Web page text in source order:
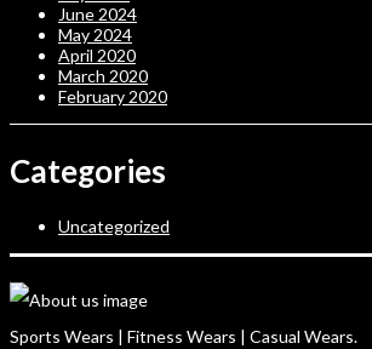
June 2024
May 2024
April 2020
March 2020
February 2020
Categories
Uncategorized
Sports Wears | Fitness Wears | Casual Wears.